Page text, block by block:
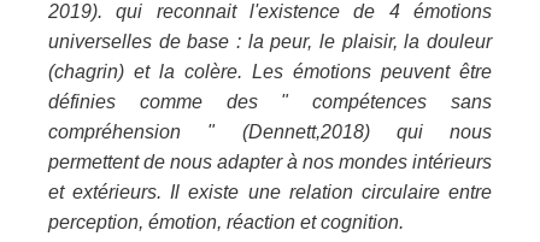
2019). qui reconnait l'existence de 4 émotions
universelles de base : la peur, le plaisir, la douleur
(chagrin) et la colère. Les émotions peuvent être
définies comme des " compétences sans
compréhension " (Dennett,2018) qui nous
permettent de nous adapter à nos mondes intérieurs
et extérieurs. Il existe une relation circulaire entre
perception, émotion, réaction et cognition.